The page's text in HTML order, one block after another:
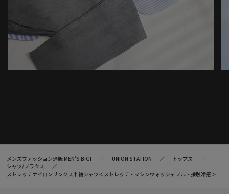
メンズファッション通販 MEN'S BIGI UNION STATION
トップス
シャツ/ブラウス
ストレッチナイロンリンクス半袖シャツ＜ストレッチ・マシンウォッシャブル・接触冷感＞